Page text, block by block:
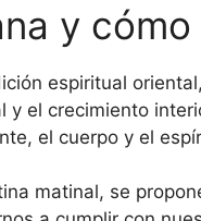
y
espiritual
y el crecimiento
el cuerpo y el
matinal, se